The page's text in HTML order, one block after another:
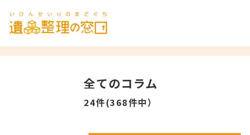
全てのコラム
24件(368件中）